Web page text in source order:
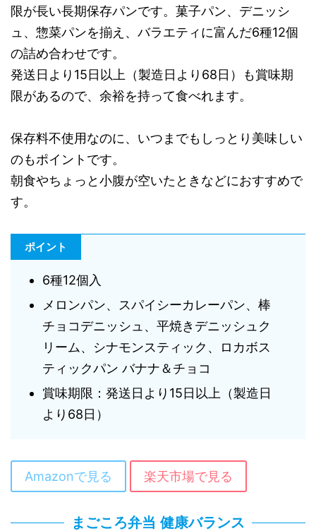
限が長い長期保存パンです。菓子パン、デニッシ
ュ、惣菜パンを揃え、バラエティに富んだ6種12個
の詰め合わせです。
発送日より15日以上（製造日より68日）も賞味期
限があるので、余裕を持って食べれます。
保存料不使用なのに、いつまでもしっとり美味しい
のもポイントです。
朝食やちょっと小腹が空いたときなどにおすすめで
す。
ポイント
6種12個入
メロンパン、スパイシーカレーパン、棒
チョコデニッシュ、平焼きデニッシュク
リーム、シナモンスティック、ロカボス
ティックパン バナナ＆チョコ
賞味期限：発送日より15日以上（製造日
より68日）
Amazonで見る 楽天市場で見る
まごころ弁当 健康バランス